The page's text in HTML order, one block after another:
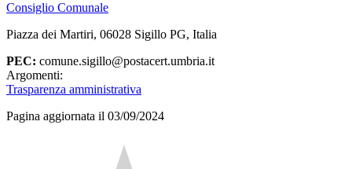
Consiglio Comunale
Piazza dei Martiri, 06028 Sigillo PG, Italia
PEC: comune.sigillo@postacert.umbria.it
Argomenti:
Trasparenza amministrativa
Pagina aggiornata il 03/09/2024